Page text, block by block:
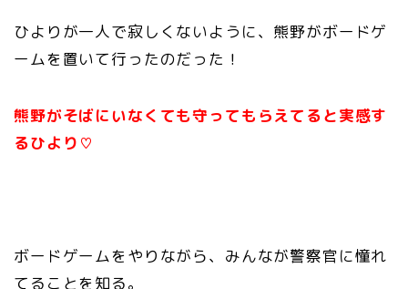
ひよりが一人で寂しくないように、熊野がボードゲ
ームを置いて行ったのだった！
熊野がそばにいなくても守ってもらえてると実感す
るひより♡
ボードゲームをやりながら、みんなが警察官に憧れ
てることを知る。